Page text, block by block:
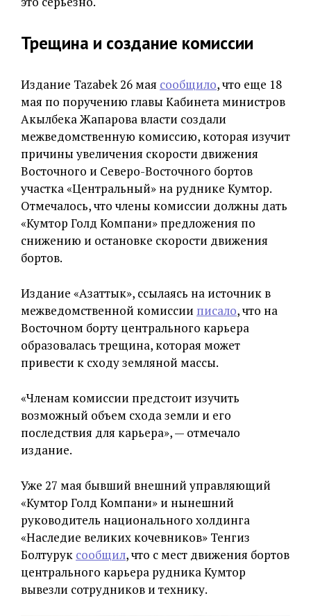
Трещина и создание комиссии
Издание Tazabek 26 мая сообщило, что еще 18
мая по поручению главы Кабинета министров
Акылбека Жапарова власти создали
межведомственную комиссию, которая изучит
причины увеличения скорости движения
Восточного и Северо-Восточного бортов
участка «Центральный» на руднике Кумтор.
Отмечалось, что члены комиссии должны дать
«Кумтор Голд Компани» предложения по
снижению и остановке скорости движения
бортов.
Издание «Азаттык», ссылаясь на источник в
межведомственной комиссии писало, что на
Восточном борту центрального карьера
образовалась трещина, которая может
привести к сходу земляной массы.
«Членам комиссии предстоит изучить
возможный объем схода земли и его
последствия для карьера», — отмечало
издание.
Уже 27 мая бывший внешний управляющий
«Кумтор Голд Компани» и нынешний
руководитель национального холдинга
«Наследие великих кочевников» Тенгиз
Болтурук сообщил, что с мест движения бортов
центрального карьера рудника Кумтор
вывезли сотрудников и технику.